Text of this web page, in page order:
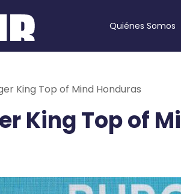
Quiénes Somos
King Top of Mind Honduras
King Top of